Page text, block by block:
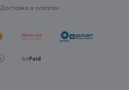
Доставка и оплата»